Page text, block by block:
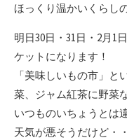
ほっくり温かいくらし
明日30日・31日・2月1
ケットになります！
「美味しいもの市」
菜、ジャム紅茶に野菜
いつものいちょうとは
天気が悪そうだけど・